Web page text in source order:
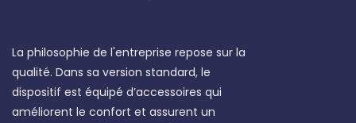
La philosophie de l'entreprise repose sur la
qualité. Dans sa version standard, le
dispositif est équipé d’accessoires qui
améliorent le confort et assurent un